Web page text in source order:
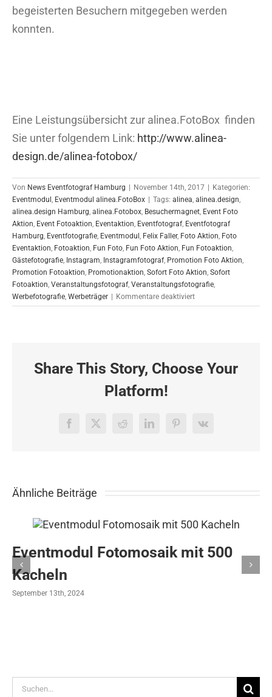
begeisterten Besuchern mitgegeben werden
konnten.
Eine Leistungsübersicht zur alinea.FotoBox finden
Sie unter folgendem Link: http://www.alinea-
design.de/alinea-fotobox/
Von News Eventfotograf Hamburg November 14th, 2017
Kategorien:
Eventmodul , Eventmodul alinea.FotoBox Tags: alinea, alinea.design,
alinea.design Hamburg, alinea.Fotobox, Besuchermagnet, Event Foto
Aktion, Event Fotoaktion, Eventaktion, Eventfotograf, Eventfotograf
Hamburg, Eventfotografie, Eventmodul , Felix Faller, Foto Aktion, Foto
Eventaktion, Fotoaktion, Fun Foto, Fun Foto Aktion, Fun Fotoaktion,
Gästefotografie, Instagram, Instagramfotograf, Promotion Foto Aktion,
Promotion Fotoaktion, Promotionaktion, Sofort Foto Aktion, Sofort
Fotoaktion, Veranstaltungsfotograf, Veranstaltungsfotografie,
Werbefotografie, Werbeträger Kommentare deaktiviertfür
FotoBox
Share This Story, Choose Your
Platform!
Facebook
X RedditLinkedInPinterest
Vk
Ähnliche Beiträge
Eventmodul Fotomosaik mit 500
Kacheln
September 13th, 2024
Suche